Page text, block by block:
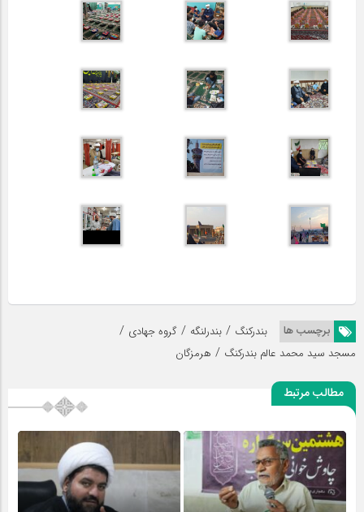
برچسب ها بندرکنگ / بندرلنگه / گروه جهادی /
مسجد سید محمد عالم بندرکنگ / هرمزگان
مطالب مرتبط